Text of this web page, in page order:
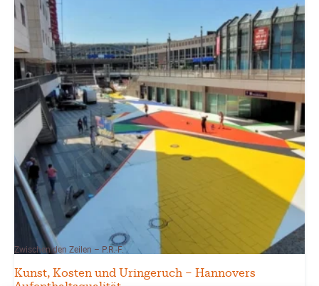
Zwischen den Zeilen – P.R.-F.
Kunst, Kosten und Uringeruch – Hannovers